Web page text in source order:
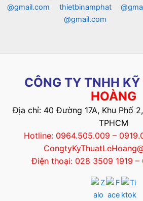
@gmail.com
thietbinamphat
@gmail.com
CÔNG TY TNHH
HOÀNG
Địa chỉ: 40 Đường 17A, Khu Phố
TPHCM
Hotline: 0964.505.009 –
Điện thoại: 028 3509 1919 –